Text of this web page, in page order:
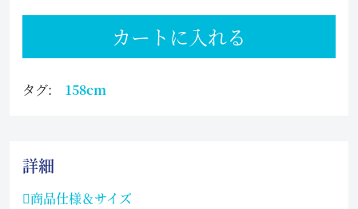
カートに入れる
タグ: 158cm
詳細
商品仕様＆サイズ